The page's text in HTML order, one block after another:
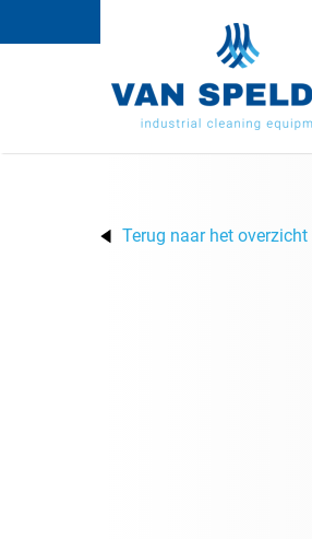
Terug naar het overzicht